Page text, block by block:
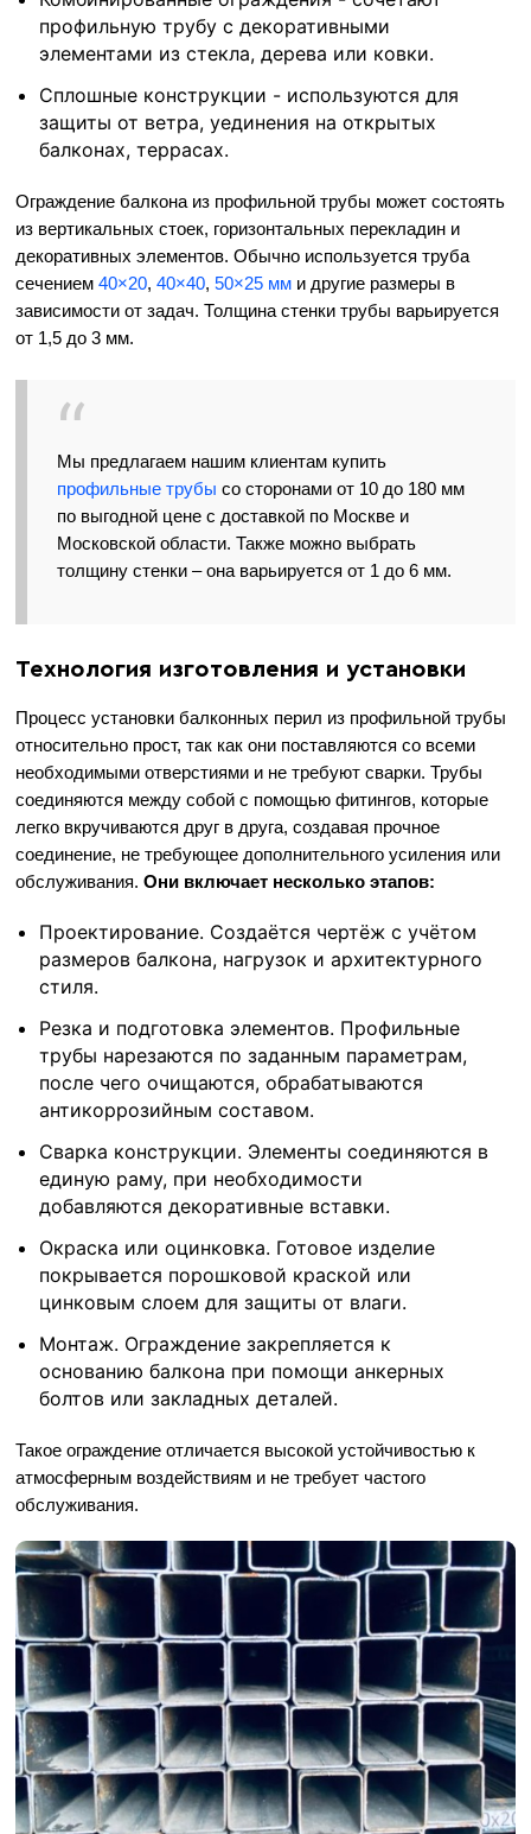
профильную трубу с декоративными
элементами из стекла, дерева или ковки.
Сплошные конструкции - используются для
защиты от ветра, уединения на открытых
балконах, террасах.
Ограждение балкона из профильной трубы может состоять
из вертикальных стоек, горизонтальных перекладин и
декоративных элементов. Обычно используется труба
сечением40×20,40×40,50×25 мм и другие размеры в
зависимости от задач. Толщина стенки трубы варьируется
от 1,5 до 3 мм.
Мы предлагаем нашим клиентам купить
профильные трубы со сторонами от 10 до 180 мм
по выгодной цене с доставкой по Москве и
Московской области. Также можно выбрать
толщину стенки – она варьируется от 1 до 6 мм.
Технология изготовления и установки
Процесс установки балконных перил из профильной трубы
относительно прост, так как они поставляются со всеми
необходимыми отверстиями и не требуют сварки. Трубы
соединяются между собой с помощью фитингов, которые
легко вкручиваются друг в друга, создавая прочное
соединение, не требующее дополнительного усиления или
обслуживания.Они включает несколько этапов:
Проектирование. Создаётся чертёж с учётом
размеров балкона, нагрузок и архитектурного
стиля.
Резка и подготовка элементов. Профильные
трубы нарезаются по заданным параметрам,
после чего очищаются, обрабатываются
антикоррозийным составом.
Сварка конструкции. Элементы соединяются в
единую раму, при необходимости
добавляются декоративные вставки.
Окраска или оцинковка. Готовое изделие
покрывается порошковой краской или
цинковым слоем для защиты от влаги.
Монтаж. Ограждение закрепляется к
основанию балкона при помощи анкерных
болтов или закладных деталей.
Такое ограждение отличается высокой устойчивостью к
атмосферным воздействиям и не требует частого
обслуживания.